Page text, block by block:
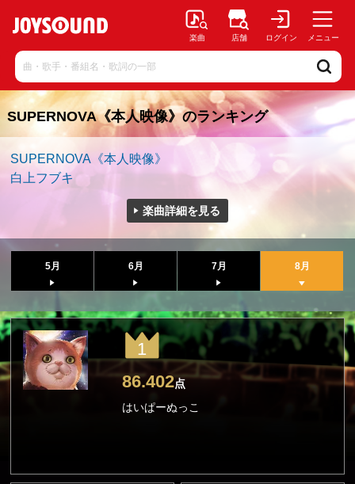
楽曲 店舗 ログイン メニュー
SUPERNOVA《本人映像》のランキング
SUPERNOVA《本人映像》
白上フブキ
楽曲詳細を見る
5月 6月 7月 8月
1
86.402点
はいぱーぬっこ